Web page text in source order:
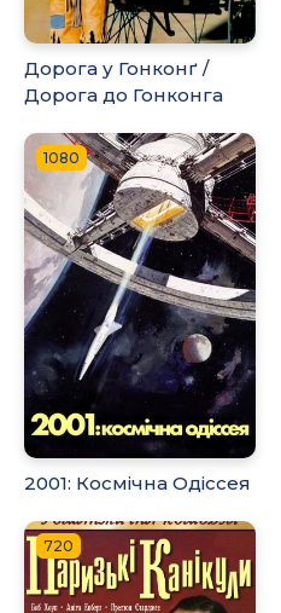
Дорога у Гонконґ /
Дорога до Гонконга
1080
2001: Космічна Одіссея
720